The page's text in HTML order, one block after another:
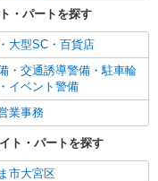
・パートを探す
大型SC・百貨店
・交通誘導警備・駐車輪
イベント警備
業事務
ト・パートを探す
市大宮区